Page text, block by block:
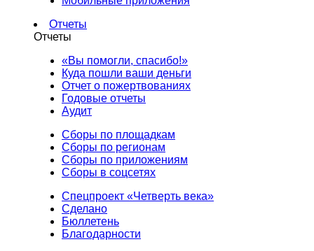
Отчеты
Отчеты
«Вы помогли, спасибо!»
Куда пошли ваши деньги
Отчет о пожертвованиях
Годовые отчеты
Аудит
Сборы по площадкам
Сборы по регионам
Сборы по приложениям
Сборы в соцсетях
Спецпроект «Четверть века»
Сделано
Бюллетень
Благодарности